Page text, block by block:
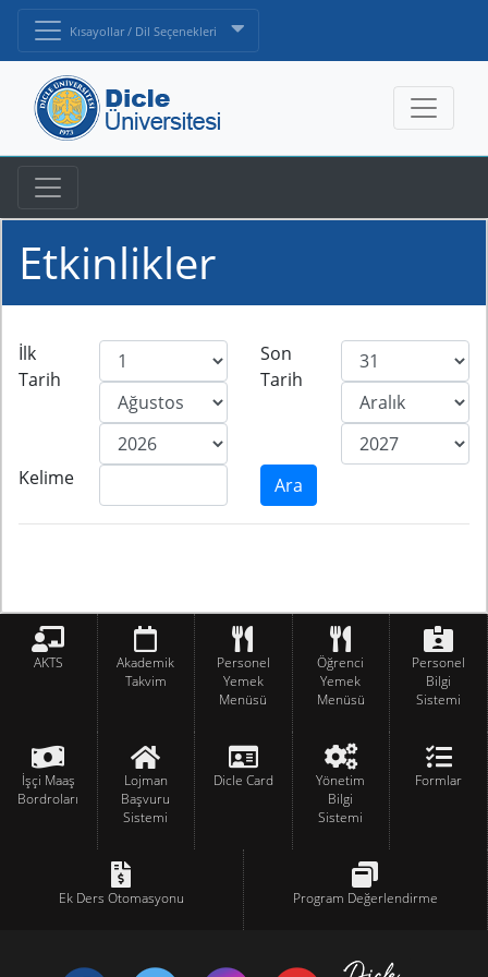
Kısayollar / Dil Seçenekleri
Etkinlikler
İlk
Tarih
Son
Tarih
Kelime
AKTS
Akademik
Takvim
Personel
Yemek
Menüsü
Öğrenci
Yemek
Menüsü
Personel
Bilgi
Sistemi
İşçi Maaş
Bordroları
Lojman
Başvuru
Sistemi
Dicle Card
Yönetim
Bilgi
Sistemi
Formlar
Ek Ders Otomasyonu Program Değerlendirme